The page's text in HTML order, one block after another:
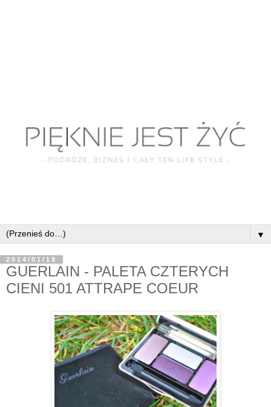
▼
2014/01/19
GUERLAIN - PALETA CZTERYCH
CIENI 501 ATTRAPE COEUR